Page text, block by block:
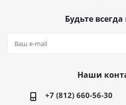
Будьте всегда
Наши
+7 (812) 660-56-30